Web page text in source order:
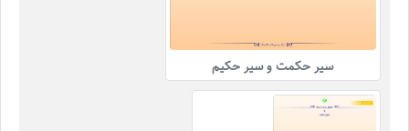
سیر حکمت و سیر حکیم